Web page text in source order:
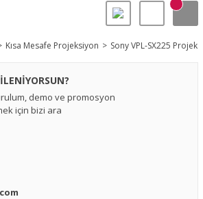
Kısa Mesafe Projeksiyon Sony VPL-SX225
demo ve promosyon
için bizi ara